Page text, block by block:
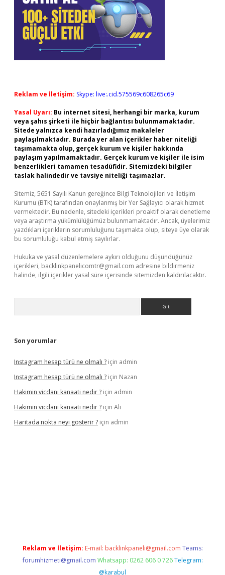
Reklam ve İletişim: Skype: live:.cid.575569c608265c69
Yasal Uyarı: Bu internet sitesi, herhangi bir marka, kurum
veya şahıs şirketi ile hiçbir bağlantısı bulunmamaktadır.
Sitede yalnızca kendi hazırladığımız makaleler
paylaşılmaktadır. Burada yer alan içerikler haber niteliği
taşımamakta olup, gerçek kurum ve kişiler hakkında
paylaşım yapılmamaktadır. Gerçek kurum ve kişiler ile isim
benzerlikleri tamamen tesadüfidir. Sitemizdeki bilgiler
taslak halindedir ve tavsiye niteliği taşımazlar.
Sitemiz, 5651 Sayılı Kanun gereğince Bilgi Teknolojileri ve İletişim
Kurumu (BTK) tarafından onaylanmış bir Yer Sağlayıcı olarak hizmet
vermektedir. Bu nedenle, sitedeki içerikleri proaktif olarak denetleme
veya araştırma yükümlülüğümüz bulunmamaktadır. Ancak, üyelerimiz
yazdıkları içeriklerin sorumluluğunu taşımakta olup, siteye üye olarak
bu sorumluluğu kabul etmiş sayılırlar.
Hukuka ve yasal düzenlemelere aykırı olduğunu düşündüğünüz
içerikleri, backlinkpanelicomtr@gmail.com adresine bildirmeniz
halinde, ilgili içerikler yasal süre içerisinde sitemizden kaldırılacaktır.
Son yorumlar
Instagram hesap türü ne olmalı ? için admin
Instagram hesap türü ne olmalı ? için Nazan
Hakimin vicdani kanaati nedir ? için admin
Hakimin vicdani kanaati nedir ? için Ali
Haritada nokta neyi gösterir ? için admin
Reklam ve İletişim: E-mail: backlinkpaneli@gmail.com Teams:
forumhizmeti@gmail.com Whatsapp: 0262 606 0 726 Telegram:
@karabul